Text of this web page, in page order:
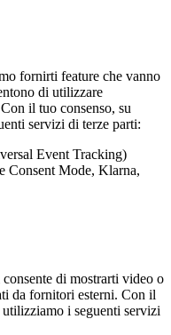
fornirti feature che vanno
di utilizzare
il tuo consenso, su
servizi di terze parti:
Event Tracking)
Consent Mode, Klarna,
di mostrarti video o
da fornitori esterni. Con il
i seguenti servizi